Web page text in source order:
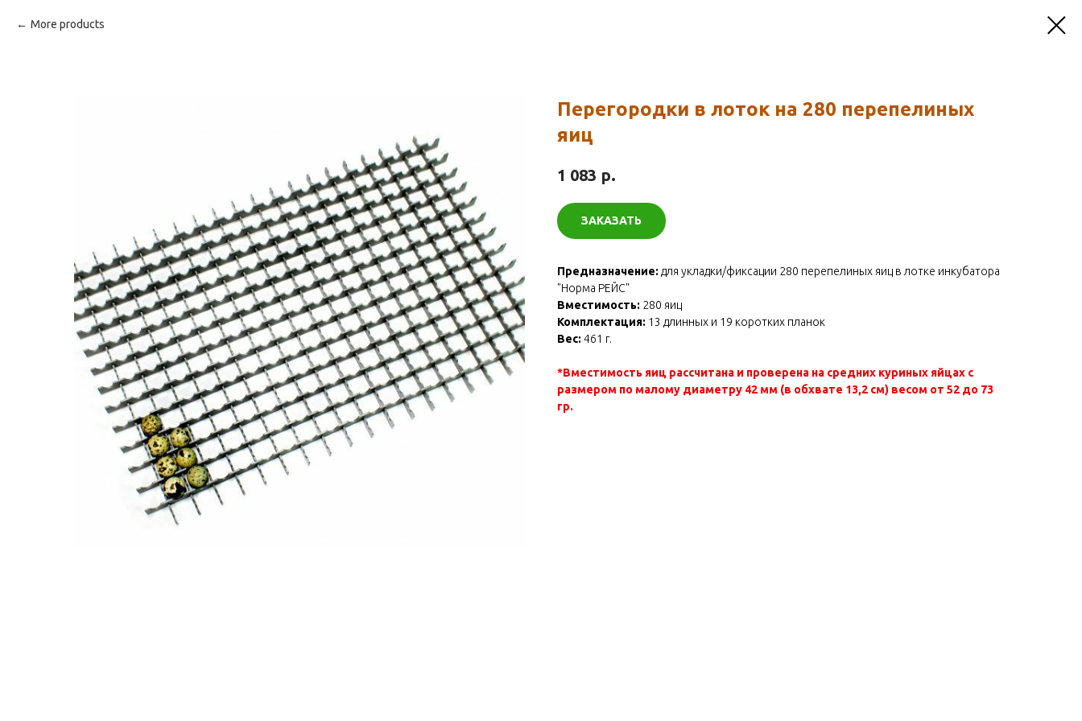
More products
Перегородки в лоток на 280 перепелиных
яиц
1 083 р.
ЗАКАЗАТЬ
Предназначение: для укладки/фиксации 280 перепелиных яиц в лотке инкубатора
"Норма РЕЙС"
Вместимость: 280 яиц
Комплектация: 13 длинных и 19 коротких планок
Вес: 461 г.
*Вместимость яиц рассчитана и проверена на средних куриных яйцах с
размером по малому диаметру 42 мм (в обхвате 13,2 см) весом от 52 до 73
гр.